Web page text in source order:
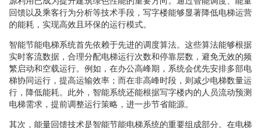
回馈以及乘客行为分析等技术手段，写字楼能够显著降低电梯运营
的能耗，实现高效且环保的运行模式。
智能节能电梯系统首先依赖于先进的调度算法。这些算法能够根据
实时客流数据，合理分配电梯运行次数和停靠层数，避免无效的频
繁启动和空载运行。例如，在办公高峰期，系统会优先安排多部电
梯协同运行，提高运输效率；而在非高峰时段，则减少电梯数量运
行，降低能耗。此外，智能系统还能根据写字楼内的人员流动预测
电梯需求，提前调整运行策略，进一步节省能源。
其次，能量回馈技术是智能节能电梯系统的重要组成部分。在电梯